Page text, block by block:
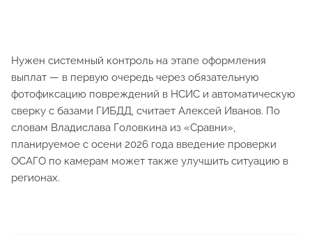
Нужен системный контроль на этапе оформления
выплат — в первую очередь через обязательную
фотофиксацию повреждений в НСИС и автоматическую
сверку с базами ГИБДД, считает Алексей Иванов. По
словам Владислава Головкина из «Сравни»,
планируемое с осени 2026 года введение проверки
ОСАГО по камерам может также улучшить ситуацию в
регионах.